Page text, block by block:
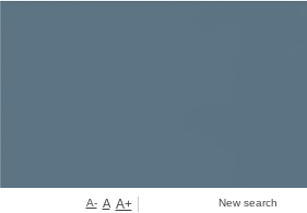
New search
A- A A+